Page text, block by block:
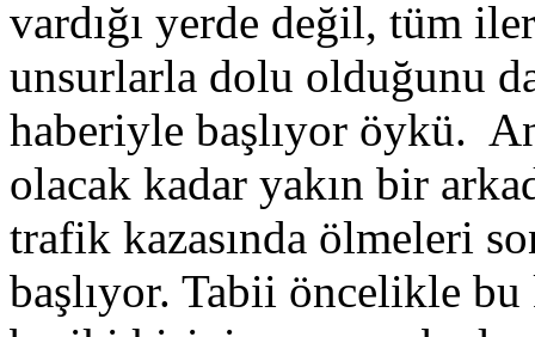
vardığı yerde değil, tüm
unsurlarla dolu olduğunu
haberiyle başlıyor öykü.
olacak kadar yakın bir
trafik kazasında ölmeleri
başlıyor. Tabii öncelikle